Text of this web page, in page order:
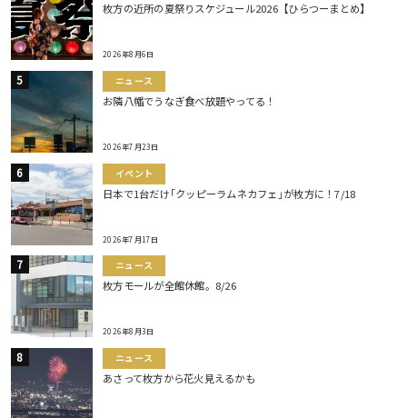
枚方の近所の夏祭りスケジュール2026【ひらつーまとめ】
2026年8月6日
ニュース
お隣八幡でうなぎ食べ放題やってる！
2026年7月23日
イベント
日本で1台だけ｢クッピーラムネカフェ｣が枚方に！7/18
2026年7月17日
ニュース
枚方モールが全館休館。8/26
2026年8月3日
ニュース
あさって枚方から花火見えるかも